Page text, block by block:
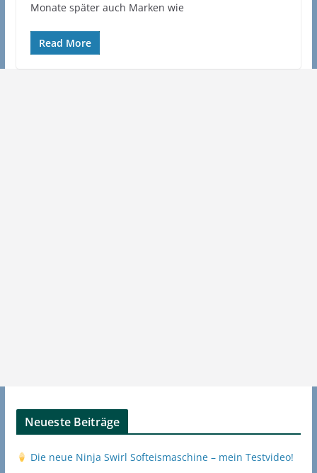
Monate später auch Marken wie
Read More
Neueste Beiträge
Die neue Ninja Swirl Softeismaschine – mein Testvideo!